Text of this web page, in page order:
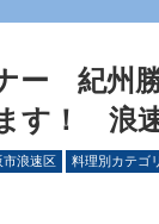
ー 紀州
す！ 浪
市浪速区 料理別カテゴ